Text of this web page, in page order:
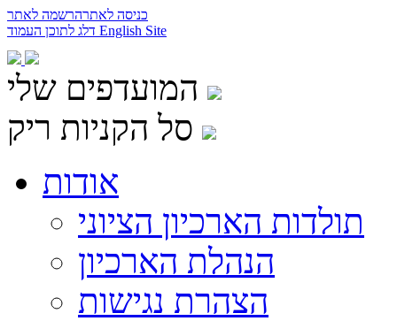
כניסה לאתרהרשמה לאתר
English Site
המועדפים שלי
סל הקניות ריק
אודות
תולדות הארכיון הציוני
הנהלת הארכיון
הצהרת נגישות